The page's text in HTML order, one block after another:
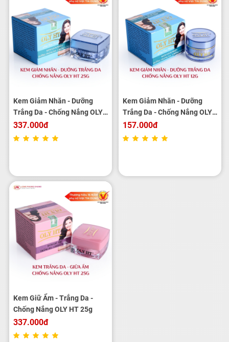
Kem Giảm Nhăn - Dưỡng
Trắng Da - Chống Nắng OLY
HT 25g
337.000đ
Kem Giảm Nhăn - Dưỡng
Trắng Da - Chống Nắng OLY
HT 12g
157.000đ
Kem Giữ Ẩm - Trắng Da -
Chống Nắng OLY HT 25g
337.000đ